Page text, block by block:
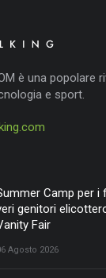
è una popolare
e sport.
Camp per i
genitori
Fair
Agosto 2026